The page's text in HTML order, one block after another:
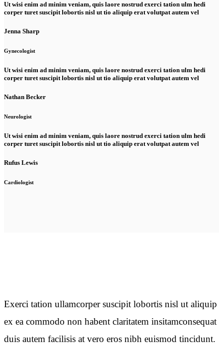
Ut wisi enim ad minim veniam, quis laore nostrud exerci tation ulm hedi
corper turet suscipit lobortis nisl ut tio aliquip erat volutpat autem vel
Jenna Sharp
Gynecologist
Ut wisi enim ad minim veniam, quis laore nostrud exerci tation ulm hedi
corper turet suscipit lobortis nisl ut tio aliquip erat volutpat autem vel
Nathan Becker
Neurologist
Ut wisi enim ad minim veniam, quis laore nostrud exerci tation ulm hedi
corper turet suscipit lobortis nisl ut tio aliquip erat volutpat autem vel
Rufus Lewis
Cardiologist
Exerci tation ullamcorper suscipit lobortis nisl ut aliquip
ex ea commodo non habent claritatem insitamconsequat
duis autem facilisis at vero eros nibh euismod tincidunt.